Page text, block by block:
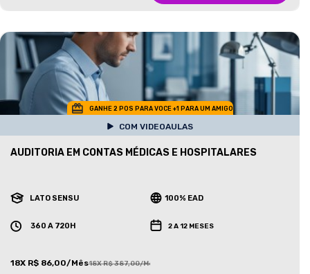
GANHE 2 POS PARA VOCE +1 PARA UM AMIGO
COM VIDEOAULAS
AUDITORIA EM CONTAS MÉDICAS E HOSPITALARES
LATO SENSU 100% EAD
360 A 720H 2 A 12 MESES
18X R$ 86,00/Mês18X R$ 387,00/Mês